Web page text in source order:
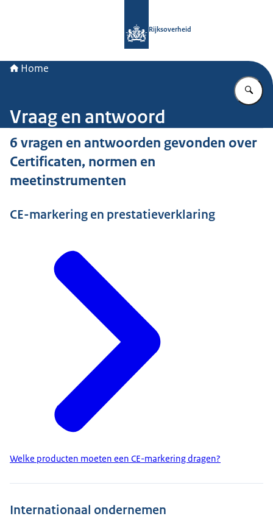
Rijksoverheid
Home
Vraag en antwoord
6 vragen en antwoorden gevonden over
Certificaten, normen en
meetinstrumenten
CE-markering en prestatieverklaring
Welke producten moeten een CE-markering dragen?
Internationaal ondernemen